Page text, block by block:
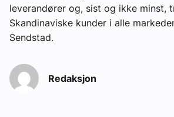
leverandører og, sist og ikke minst,
Skandinaviske kunder i alle
Sendstad.
Redaksjon